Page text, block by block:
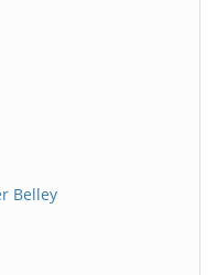
Belley